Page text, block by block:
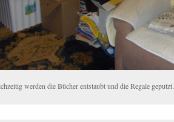
werden die Bücher entstaubt und die Regale geputzt.